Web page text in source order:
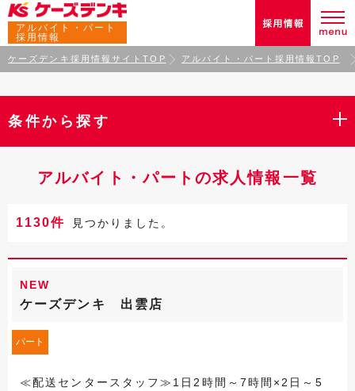
アルバイト・パート
採用情報
ケーズデンキ採用情報サイトTOP アルバイト・パート採用情報TOP
条件から探す
アルバイト・パートの求人情報一覧
1130件 見つかりました。
NEW
ケーズデンキ 出雲店
パート
≪配送センタースタッフ≫1日2時間～7時間×2日～5